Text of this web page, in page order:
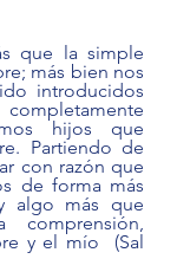
que la simple
más bien nos
introducidos
hijos que
Partiendo de
con razón que
de forma más
algo más que
y el mío  (Sal